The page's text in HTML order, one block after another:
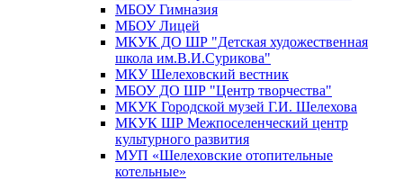
МБОУ Гимназия
МБОУ Лицей
МКУК ДО ШР "Детская художественная
школа им.В.И.Сурикова"
МКУ Шелеховский вестник
МБОУ ДО ШР "Центр творчества"
МКУК Городской музей Г.И. Шелехова
МКУК ШР Межпоселенческий центр
культурного развития
МУП «Шелеховские отопительные
котельные»